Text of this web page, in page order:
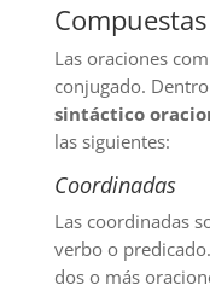
Compuestas
Las oraciones
conjugado.
sintáctico
las siguientes:
Coordinadas
Las coordinadas
verbo o
dos o más